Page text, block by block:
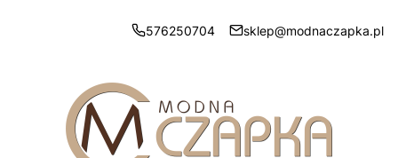
576250704 sklep@modnaczapka.pl